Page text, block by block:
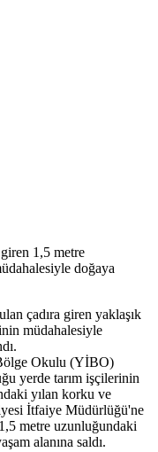
1,5 metre
doğaya
çadıra giren yaklaşık
müdahalesiyle
Okulu (YİBO)
yerde tarım işçilerinin
yılan korku ve
İtfaiye Müdürlüğü'ne
metre uzunluğundaki
alanına saldı.